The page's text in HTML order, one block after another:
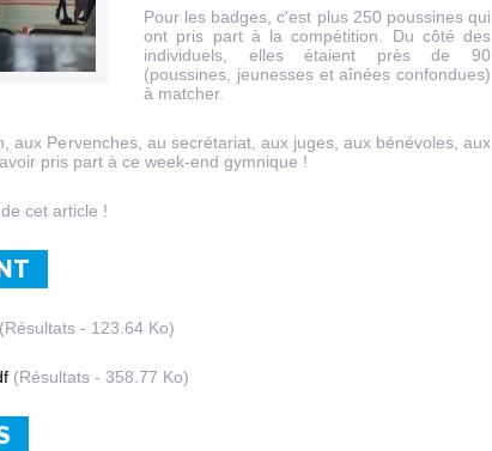
Pour les badges, c'est plus 250 poussines qui
ont pris part à la compétition. Du côté des
individuels, elles étaient près de 90
(poussines, jeunesses et aînées confondues)
à matcher.
aux Pervenches, au secrétariat, aux juges, aux bénévoles, aux
pris part à ce week-end gymnique !
cet article !
(Résultats - 123.64 Ko)
(Résultats - 358.77 Ko)